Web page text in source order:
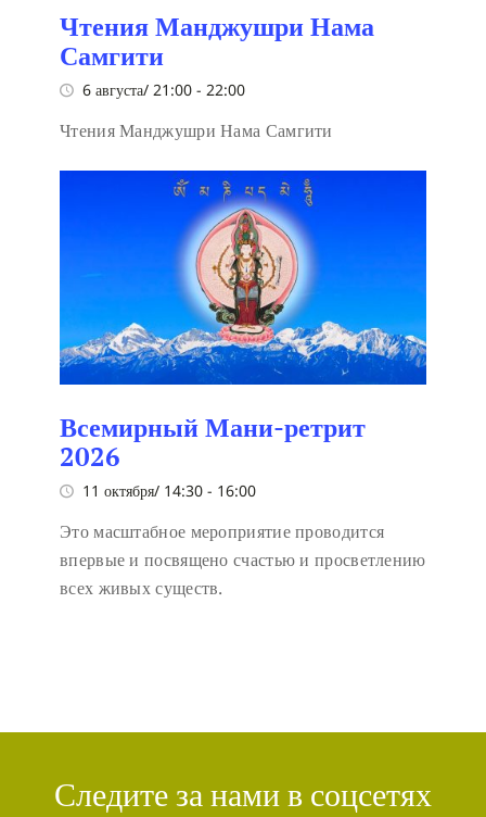
Чтения Манджушри Нама
Самгити
6 августа/ 21:00 - 22:00
Чтения Манджушри Нама Самгити
Всемирный Мани-ретрит
2026
11 октября/ 14:30 - 16:00
Это масштабное мероприятие проводится
впервые и посвящено счастью и просветлению
всех живых существ.
Следите за нами в соцсетях